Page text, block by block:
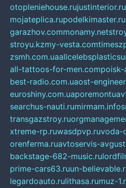
otopleniehouse.rujustinterior.ru
mojateplica.rupodelkimaster.ru
garazhov.commonamy.net
stroyu.kzmy-vesta.com
zsmh.com.ua
all-tattoos-for-men.compoisk-
best-radio.com.uaost-
euroshiny.com.ua
searchus-nauti.rumirmam.info
transgazstroy.ru
xtreme-rp.ruwasdpvp.ruvoda-
orenferma.ruavtoservis-
backstage-682-music.ru
prime-cars63.ruun-
legardoauto.rulithasa.rumuz-